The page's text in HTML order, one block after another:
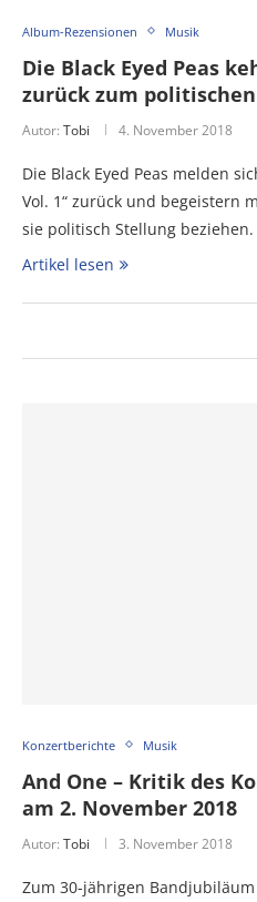
Album-Rezensionen Musik
Die Black Eyed Peas
zurück zum politischen
Autor: Tobi 4. November 2018
Die Black Eyed Peas melden
Vol. 1“ zurück und begeistern
sie politisch Stellung beziehen.
Artikel lesen
Konzertberichte Musik
And One – Kritik des
am 2. November 2018
Autor: Tobi 3. November 2018
Zum 30-jährigen